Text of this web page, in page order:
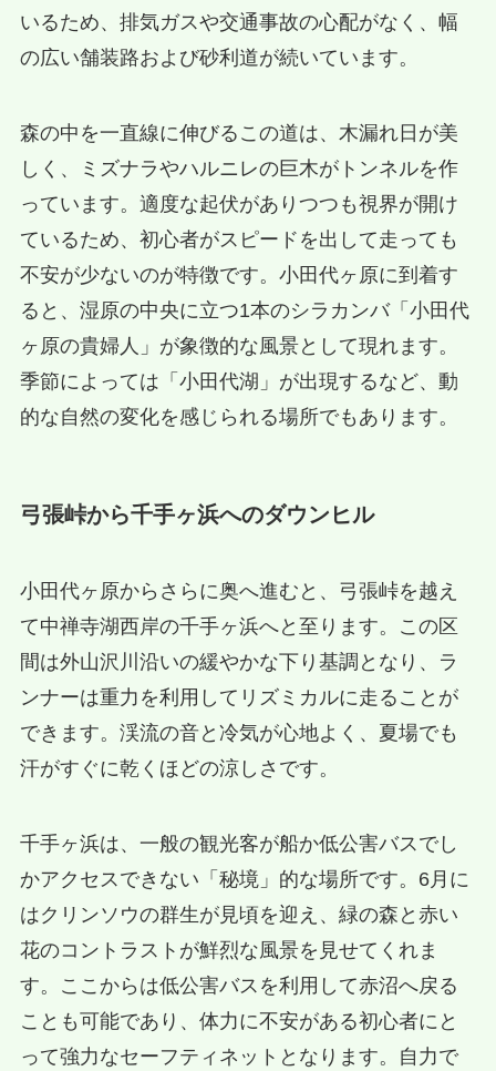
いるため、排気ガスや交通事故の心配がなく、幅
の広い舗装路および砂利道が続いています。
森の中を一直線に伸びるこの道は、木漏れ日が美
しく、ミズナラやハルニレの巨木がトンネルを作
っています。適度な起伏がありつつも視界が開け
ているため、初心者がスピードを出して走っても
不安が少ないのが特徴です。小田代ヶ原に到着す
ると、湿原の中央に立つ1本のシラカンバ「小田代
ヶ原の貴婦人」が象徴的な風景として現れます。
季節によっては「小田代湖」が出現するなど、動
的な自然の変化を感じられる場所でもあります。
弓張峠から千手ヶ浜へのダウンヒル
小田代ヶ原からさらに奥へ進むと、弓張峠を越え
て中禅寺湖西岸の千手ヶ浜へと至ります。この区
間は外山沢川沿いの緩やかな下り基調となり、ラ
ンナーは重力を利用してリズミカルに走ることが
できます。渓流の音と冷気が心地よく、夏場でも
汗がすぐに乾くほどの涼しさです。
千手ヶ浜は、一般の観光客が船か低公害バスでし
かアクセスできない「秘境」的な場所です。6月に
はクリンソウの群生が見頃を迎え、緑の森と赤い
花のコントラストが鮮烈な風景を見せてくれま
す。ここからは低公害バスを利用して赤沼へ戻る
ことも可能であり、体力に不安がある初心者にと
って強力なセーフティネットとなります。自力で